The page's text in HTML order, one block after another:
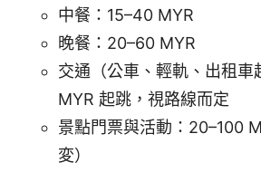
中餐：15–40 MYR
晚餐：20–60 MYR
交通（公車、輕軌、出租車
MYR 起跳，視路線而定
景點門票與活動：20–100
変）